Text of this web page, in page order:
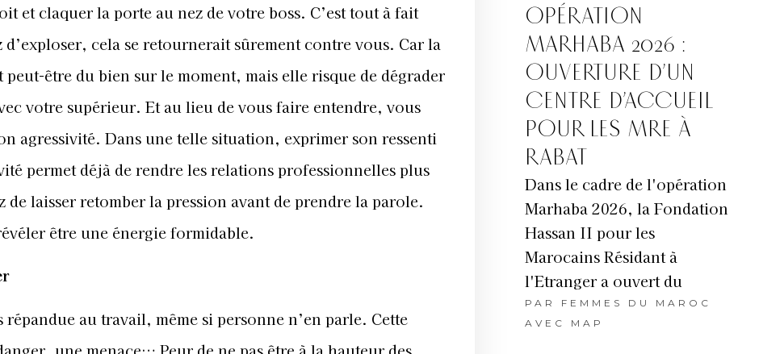
et claquer la porte au nez de votre boss. C’est tout à fait
cela se retournerait sûrement contre vous. Car la
être du bien sur le moment, mais elle risque de dégrader
votre supérieur. Et au lieu de vous faire entendre, vous
agressivité. Dans une telle situation, exprimer son ressenti
permet déjà de rendre les relations professionnelles plus
de laisser retomber la pression avant de prendre la parole.
être une énergie formidable.
au travail, même si personne n’en parle. Cette
OPÉRATION
MARHABA 2026 :
OUVERTURE D’UN
CENTRE D’ACCUEIL
POUR LES MRE À
RABAT
Dans le cadre de l'opération
Marhaba 2026, la Fondation
Hassan II pour les
Marocains Résidant à
l'Etranger a ouvert du
PAR FEMMES DU MAROC
AVEC MAP